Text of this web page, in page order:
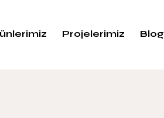
Projelerimiz Blog